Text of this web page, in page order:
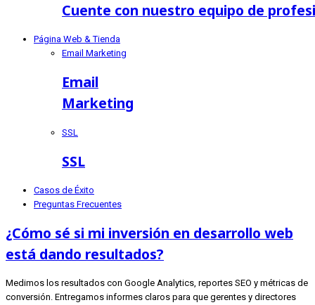
Cuente con nuestro equipo de
Página Web & Tienda
Email Marketing
Email
Marketing
SSL
SSL
Casos de Éxito
Preguntas Frecuentes
¿Cómo sé si mi inversión en desarrollo web
está dando resultados?
Medimos los resultados con Google Analytics, reportes SEO y métricas de
conversión. Entregamos informes claros para que gerentes y directores